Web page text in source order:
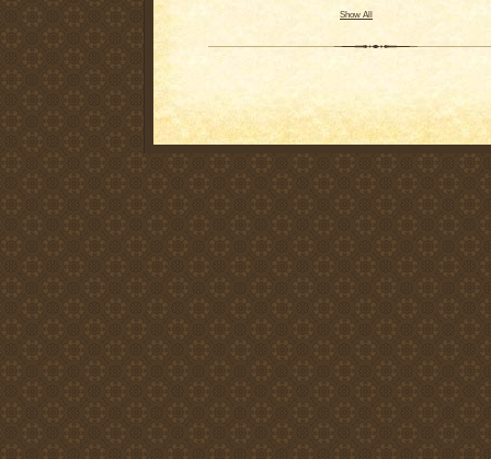
Show All